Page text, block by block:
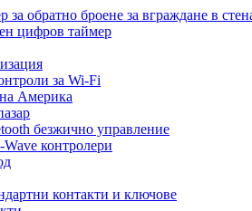
за обратно броене за вграждане в
цифров таймер
за Wi-Fi
Америка
безжично управление
контролери
контакти и ключове